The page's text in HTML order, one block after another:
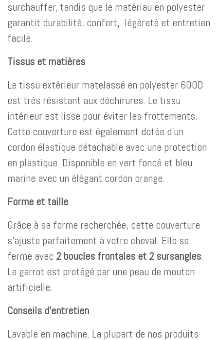
surchauffer, tandis que le matériau en polyester
garantit durabilité, confort, légèreté et entretien
facile.
Tissus et matières
Le tissu extérieur matelassé en polyester 600D
est très résistant aux déchirures. Le tissu
intérieur est lisse pour éviter les frottements.
Cette couverture est également dotée d’un
cordon élastique détachable avec une protection
en plastique. Disponible en vert foncé et bleu
marine avec un élégant cordon orange.
Forme et taille
Grâce à sa forme recherchée, cette couverture
s’ajuste parfaitement à votre cheval. Elle se
ferme avec 2 boucles frontales et 2 sursangles.
Le garrot est protégé par une peau de mouton
artificielle.
Conseils d'entretien
Lavable en machine. La plupart de nos produits